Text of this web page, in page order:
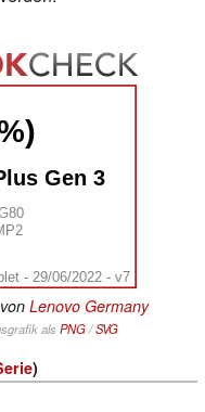
Gen 3
- 29/06/2022 - v7
Lenovo Germany
als PNG/SVG
)